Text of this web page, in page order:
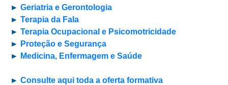
► Geriatria e Gerontologia
► Terapia da Fala
► Terapia Ocupacional e Psicomotricidade
► Proteção e Segurança
► Medicina, Enfermagem e Saúde
► Consulte aqui toda a oferta formativa